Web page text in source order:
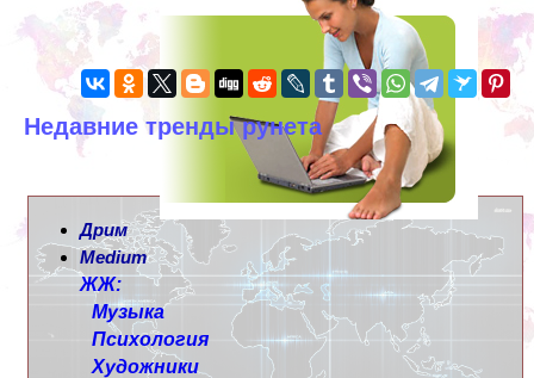
Недавние тренды рунета
Дрим
Medium
ЖЖ:
Музыка
Психология
Художники